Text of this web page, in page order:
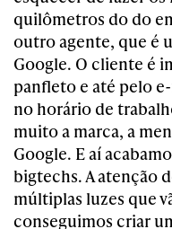
quilômetros do do
outro agente, que é
Google. O cliente é
panfleto e até pelo
no horário de
muito a marca, a
Google. E aí
bigtechs. A atenção
múltiplas luzes que
conseguimos criar